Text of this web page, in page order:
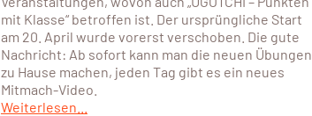
mit Klasse“ betroffen ist. Der ursprüngliche Start
am 20. April wurde vorerst verschoben. Die gute
Nachricht: Ab sofort kann man die neuen Übungen
zu Hause machen, jeden Tag gibt es ein neues
Mitmach-Video.
Weiterlesen...